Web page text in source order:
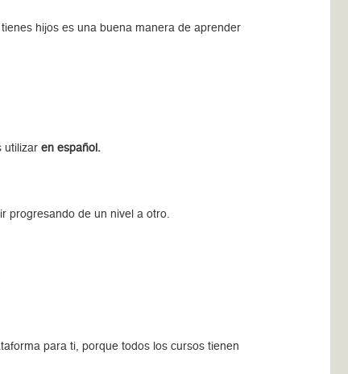
hijos es una buena manera de aprender
utilizaren español.
progresando de un nivel a otro.
para ti, porque todos los cursos tienen